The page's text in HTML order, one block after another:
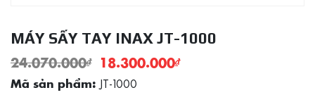
MÁY SẤY TAY INAX JT-1000
24.070.000₫ 18.300.000₫
Mã sản phẩm: JT-1000